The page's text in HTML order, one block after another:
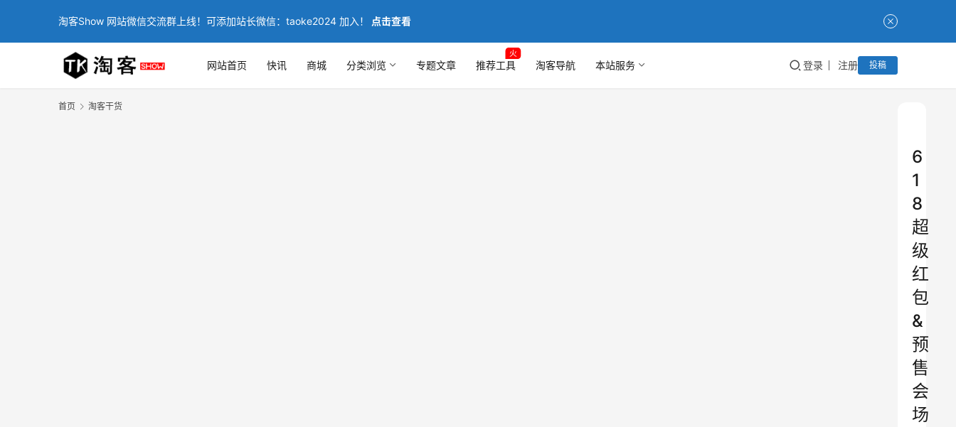
淘客Show 网站微信交流群上线！可添加站长微信：taoke2024 加入！ 点击查看
网站首页 快讯 商城 分类浏览 专题文章 推荐工具
火
淘客导航 本站服务 登录 注册 投稿
首页 淘客干货
6
1
8
超
级
红
包
&
预
售
会
场